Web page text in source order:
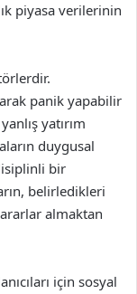
piyasa verilerinin
panik yapabilir
yatırım
duygusal
bir
belirledikleri
almaktan
için sosyal